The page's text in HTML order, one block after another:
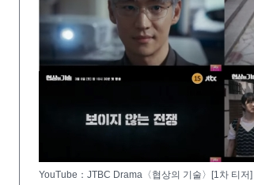
YouTube：JTBC Drama〈협상의 기술〉[1차 티저]